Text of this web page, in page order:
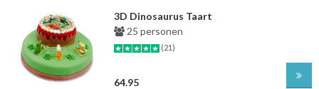
3D Dinosaurus Taart
25 personen
(21)
64.95